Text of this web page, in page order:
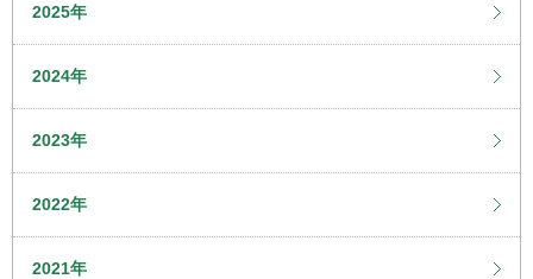
2025年
2024年
2023年
2022年
2021年